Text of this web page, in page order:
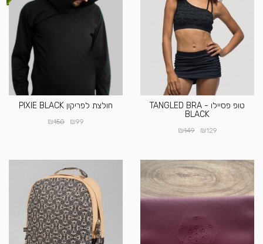
טופ פסיילו TANGLED BRA -
BLACK
₪129
₪149
חולצת לפריקון PIXIE BLACK
₪99
₪150